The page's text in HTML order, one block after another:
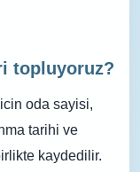
topluyoruz?
oda sayisi,
tarihi ve
kaydedilir.